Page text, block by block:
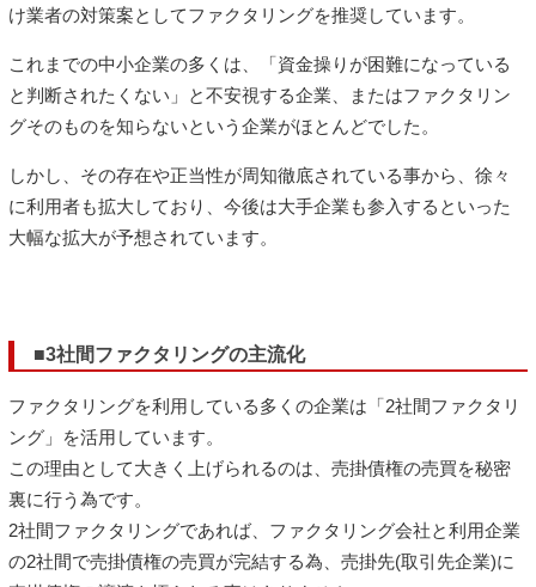
け業者の対策案としてファクタリングを推奨しています。
これまでの中小企業の多くは、「資金操りが困難になっている
と判断されたくない」と不安視する企業、またはファクタリン
グそのものを知らないという企業がほとんどでした。
しかし、その存在や正当性が周知徹底されている事から、徐々
に利用者も拡大しており、今後は大手企業も参入するといった
大幅な拡大が予想されています。
■3社間ファクタリングの主流化
ファクタリングを利用している多くの企業は「2社間ファクタリ
ング」を活用しています。
この理由として大きく上げられるのは、売掛債権の売買を秘密
裏に行う為です。
2社間ファクタリングであれば、ファクタリング会社と利用企業
の2社間で売掛債権の売買が完結する為、売掛先(取引先企業)に